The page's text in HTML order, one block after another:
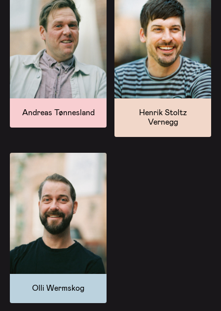
Andreas Tønnesland
Henrik Stoltz
Vernegg
Olli Wermskog